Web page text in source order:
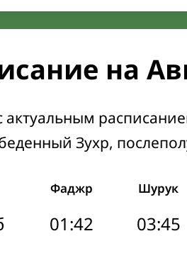
на
актуальным
Зухр,
Фаджр Шурук
01:42 03:45